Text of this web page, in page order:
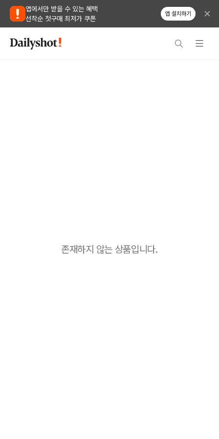
앱에서만 받을 수 있는 혜택
선착순 첫구매 최저가 쿠폰
앱 설치하기
존재하지 않는 상품입니다.